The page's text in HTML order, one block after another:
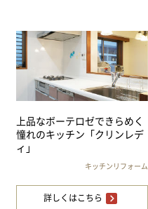
上品なボーテロゼできらめく
憧れのキッチン「クリンレデ
ィ」
キッチンリフォーム
詳しくはこちら